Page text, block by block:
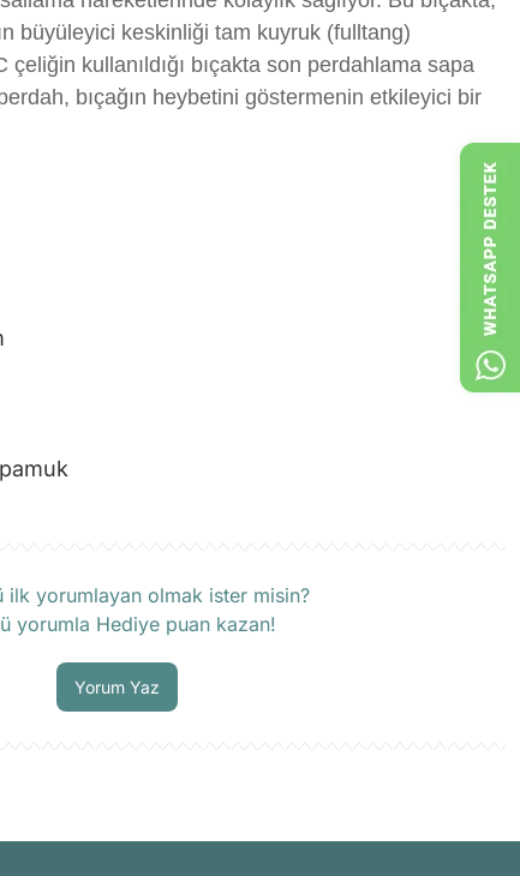
büyüleyici keskinliği tam kuyruk (fulltang)
çeliğin kullanıldığı bıçakta son perdahlama sapa
bıçağın heybetini göstermenin etkileyici bir
ilk yorumlayan olmak ister misin?
yorumla Hediye puan kazan!
Yorum Yaz